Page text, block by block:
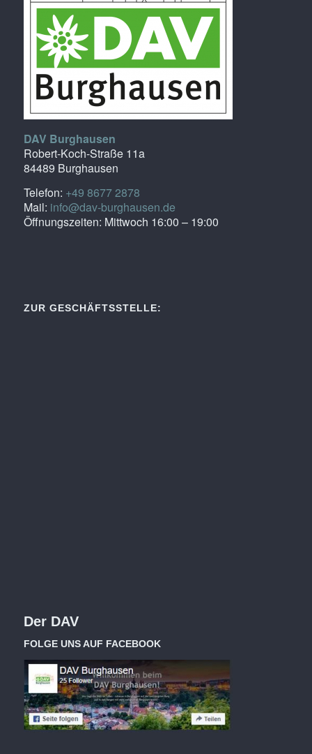
DAV Burghausen
Robert-Koch-Straße 11a
84489 Burghausen
Telefon: +49 8677 2878
Mail: info@dav-burghausen.de
Öffnungszeiten: Mittwoch 16:00 – 19:00
ZUR GESCHÄFTSSTELLE:
Der DAV
FOLGE UNS AUF FACEBOOK